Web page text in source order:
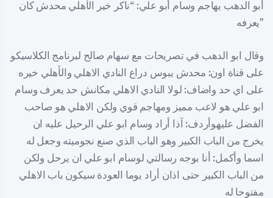
أبو الدهب يهاجم وسام أبو علي: “ناكر خير الأهلي محدش كان
يعرفه”
وقال ابو الدهب في تصريحات مع سهام صالح لبرنامج الكلاسيكو
على قناة اون: محدش يبوس دراع النادي الاهلي والأهلي خيره
على اي حد واضاف: لولا النادي الاهلي مكانش حد يعرف وسام
ابو علي هو لاعب مميز ومهاجم قوي ولكن الاهلي هو صاحب
الفضل عليهوأردف: آذا أراد وسام ابو علي الرحيل عليه ان
يخرج من الباب الكبير وهو الباب الذي صنع نجوميته وجعل له
اسما وأكمل: أنا بوجه رسالتي لوسام ابو علي ان يرحل ولكن
من الباب الكبير حتى اذان أراد يوما العودة سيكون باب الاهلي
مفتوحا له